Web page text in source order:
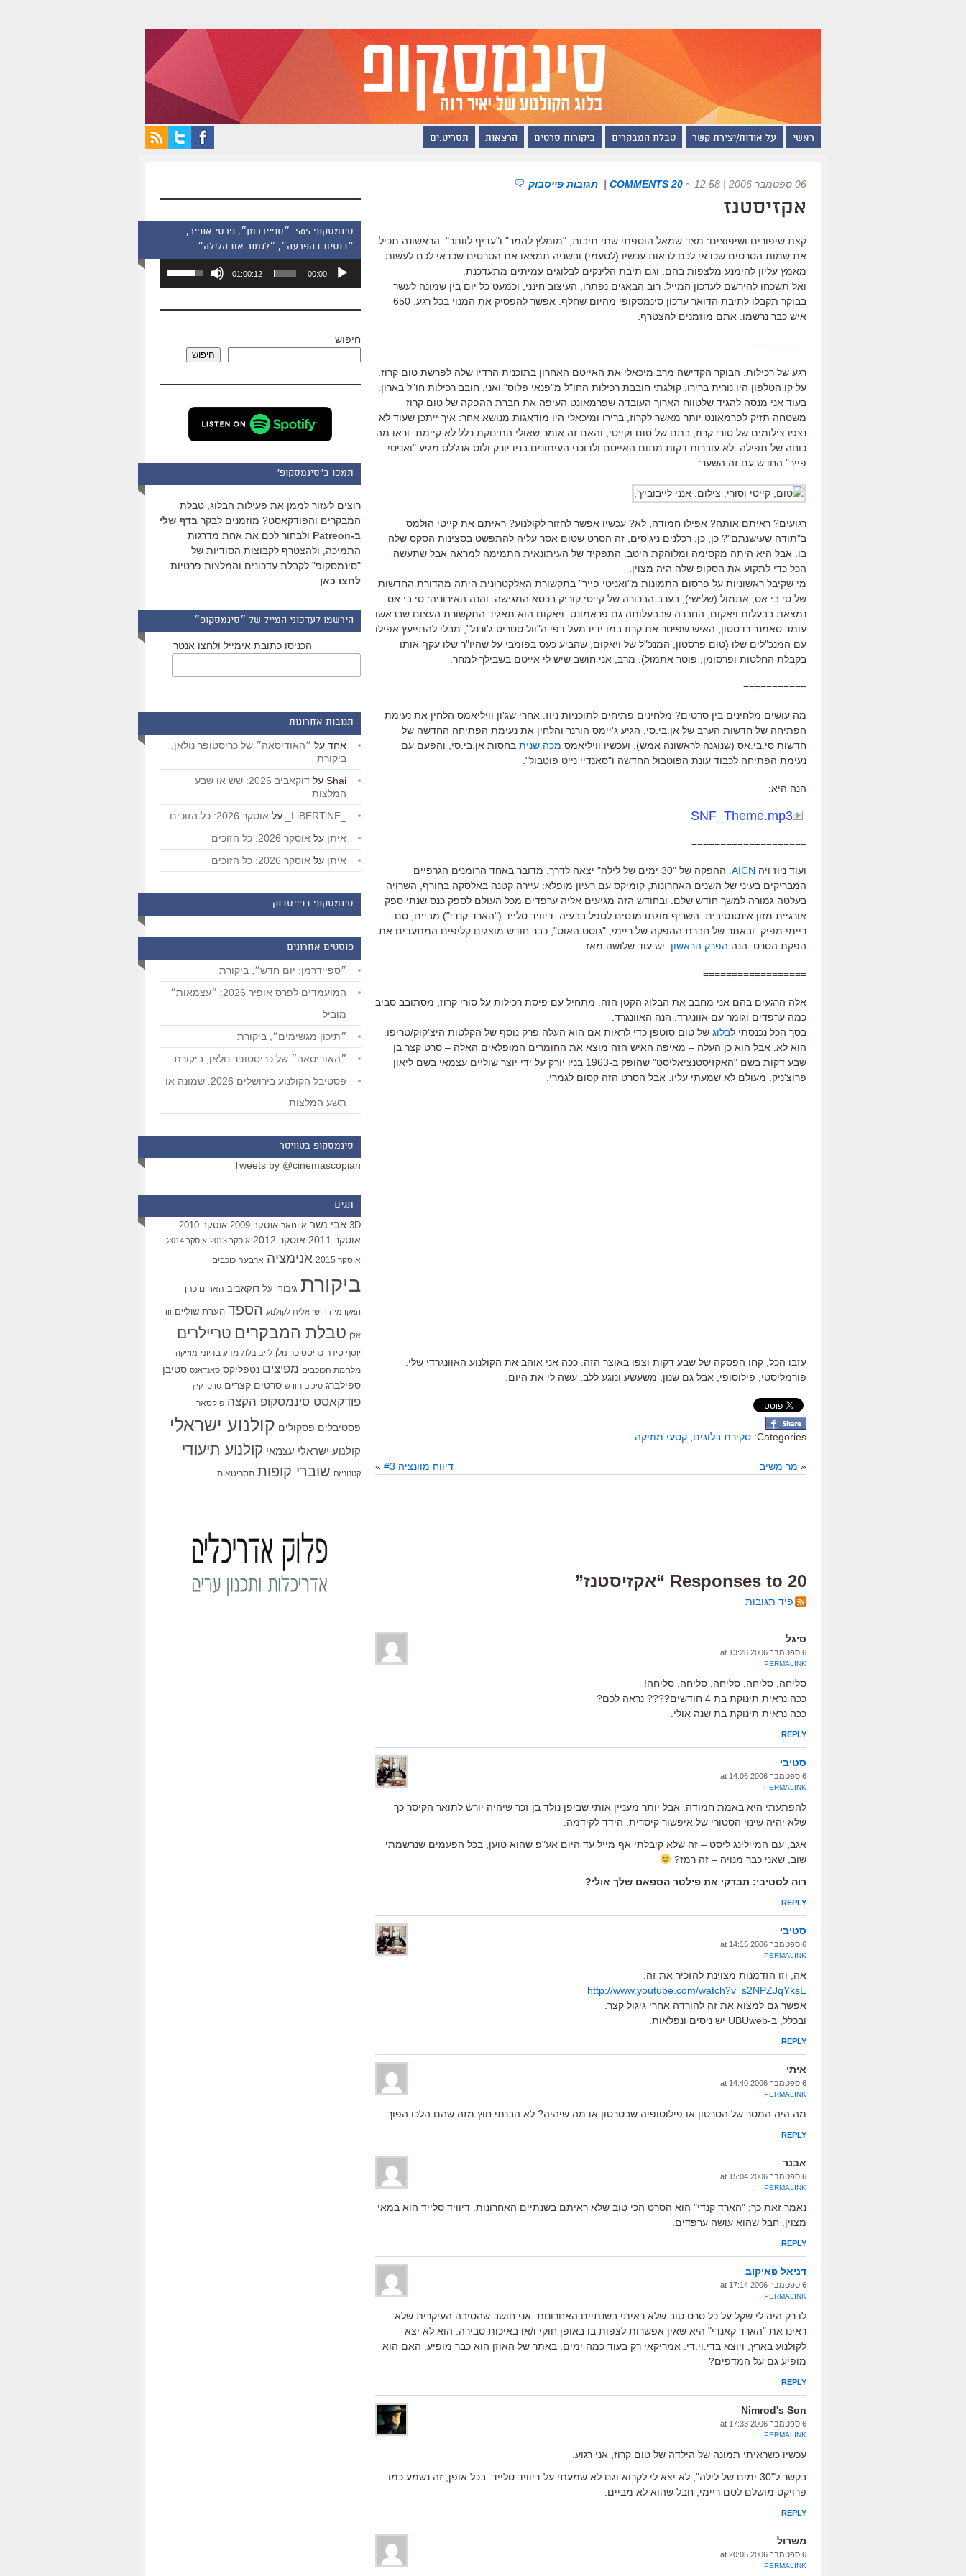
ראשי על אודות/יצירת קשר טבלת המבקרים ביקורות סרטים הרצאות תסריט.ים
06 ספטמבר 2006 | 12:58 ~
20 COMMENTS
| תגובות פייסבוק
אקזיסטנז
קצת שיפורים ושיפוצים: מצד שמאל הוספתי שתי תיבות, "מומלץ להמר" ו"עדיף לוותר". הראשונה תכיל
את שמות הסרטים שכדאי לכם לראות עכשיו (לטעמי) ובשניה תמצאו את הסרטים שכדאי לכם לעשות
מאמץ עליון להימנע מלצפות בהם. וגם תיבת הלינקים לבלוגים עמיתים מתעדכנת.
ואל תשכחו להירשם לעדכון המייל. רוב הבאגים נפתרו, העיצוב חינני, וכמעט כל יום בין שמונה לעשר
בבוקר תקבלו לתיבת הדואר עדכון סינמסקופי מהיום שחלף. אפשר להפסיק את המנוי בכל רגע. 650
איש כבר נרשמו. אתם מוזמנים להצטרף.
==========
רגע של רכילות. הבוקר הקדישה מרב מיכאלי את האייטם האחרון בתוכנית הרדיו שלה לפרשת טום קרוז.
על קו הטלפון היו נורית ברירו, קולגתי חובבת רכילות החו"ל מ"פנאי פלוס" ואני, חובב רכילות חו"ל בארון.
בעוד אני מנסה להגיד שלטווח הארוך העובדה שפרמאונט העיפה את חברת ההפקה של טום קרוז
משטחה תזיק לפרמאונט יותר מאשר לקרוז, ברירו ומיכאלי היו מודאגות מנושא אחר: איך ייתכן שעוד לא
נצפו צילומים של סורי קרוז, בתם של טום וקייטי, והאם זה אומר שאולי התינוקת כלל לא קיימת. וראו מה
כוחה של תפילה. לא עוברות דקות מתום האייטם ולדוכני העיתונים בניו יורק ולוס אנג'לס מגיע "ואניטי
פייר" החדש עם זה השער:
רגועים? ראיתם אותה? אפילו חמודה, לא? עכשיו אפשר לחזור לקולנוע? ראיתם את קייטי הולמס
ב"תודה שעישנתם"? כן, כן, רכלנים ניג'סים, זה הסרט שטום אסר עליה להתפשט בסצינות הסקס שלה
בו. אבל היא היתה מקסימה ומלוהקת היטב. התפקיד של העיתונאית התמימה למראה אבל שתעשה
הכל כדי לתקוע את הסקופ שלה היה מצוין.
מי שקיבל ראשוניות על פרסום התמונות מ"ואניטי פייר" בתקשורת האלקטרונית היתה מהדורת החדשות
של סי.בי.אס, אתמול (שלישי), בערב הבכורה של קייטי קוריק בכסא המגישה. והנה האירוניה: סי.בי.אס
נמצאת בבעלות ויאקום, החברה שבבעלותה גם פראמונט. ויאקום הוא תאגיד התקשורת העצום שבראשו
עומד סאמנר רדסטון, האיש שפיטר את קרוז במו ידיו מעל דפי ה"וול סטריט ג'ורנל", מבלי להתייעץ אפילו
עם המנכ"לים שלו (טום פרסטון, המנכ"ל של ויאקום, שהביע כעס בפומבי על שהיו"ר שלו עקף אותו
בקבלת החלטות ופרסומן, פוטר אתמול). מרב, אני חושב שיש לי אייטם בשבילך למחר.
===========
מה עושים מלחינים בין סרטים? מלחינים פתיחים לתוכניות ניוז. אחרי שג'ון וויליאמס הלחין את נעימת
הפתיחה של חדשות הערב של אן.בי.סי, הגיע ג'יימס הורנר והלחין את נעימת הפתיחה החדשה של
חדשות סי.בי.אס (שנוגנה לראשונה אמש). ועכשיו וויליאמס מכה שנית בחסות אן.בי.סי, והפעם עם
נעימת הפתיחה לכבוד עונת הפוטבול החדשה ו"סאנדיי נייט פוטבול".
הנה היא:
SNF_Theme.mp3
====================
ועוד ניוז ויה AICN
. ההפקה של "30 ימים של לילה" יצאה לדרך. מדובר באחד הרומנים הגרפיים
המבריקים בעיני של השנים האחרונות, קומיקס עם רעיון מופלא: עיירה קטנה באלסקה בחורף, השרויה
בעלטה גמורה למשך חודש שלם. ובחודש הזה מגיעים אליה ערפדים מכל העולם לספק כנס שנתי ספק
אורגיית מזון אינטנסיבית. השריף וזוגתו מנסים לטפל בבעיה. דיוויד סלייד ("הארד קנדי") מביים, סם
ריימי מפיק. ובאתר של חברת ההפקה של ריימי, "גוסט האוס", כבר חודש מוצגים קליפים המתעדים את
הפקת הסרט. הנה הפרק הראשון . יש עוד שלושה מאז
==================
אלה הרגעים בהם אני מחבב את הבלוג הקטן הזה: מתחיל עם פיסת רכילות על סורי קרוז, מסתובב סביב
כמה ערפדים וגומר עם אוונגרד. הנה האוונגרד.
בסך הכל נכנסתי לבלוג של טום סוטפן כדי לראות אם הוא העלה פרק נוסף של הקלטות היצ'קוק/טריפו.
הוא לא. אבל הוא כן העלה – מאיפה האיש הזה מוצא את החומרים המופלאים האלה – סרט קצר בן
שבע דקות בשם "האקזיסטנציאליסט" שהופק ב-1963 בניו יורק על ידי יוצר שוליים עצמאי בשם ליאון
פרוצ'ניק. מעולם לא שמעתי עליו. אבל הסרט הזה קסום לגמרי.
עזבו הכל, קחו הפסקה של שבע דקות וצפו באוצר הזה. ככה אני אוהב את הקולנוע האוונגרדי שלי:
פורמליסטי, פילוסופי, אבל גם שנון, משעשע ונוגע ללב. עשה לי את היום.
Categories: סקירת בלוגים קטעי מוזיקה
« מר משיב דיווח מוונציה #3 »
20 Responses to “אקזיסטנז”
פיד תגובות
סיגל
6 ספטמבר 2006 at 13:28
PERMALINK
סליחה, סליחה, סליחה, סליחה, סליחה!
ככה נראית תינוקת בת 4 חודשים???? נראה לכם?
ככה נראית תינוקת בת שנה אולי.
REPLY
סטיבי
6 ספטמבר 2006 at 14:06
PERMALINK
להפתעתי היא באמת חמודה. אבל יותר מעניין אותי שביפן נולד בן זכר שיהיה יורש לתואר הקיסר כך
שלא יהיה שינוי הסטורי של איפשור קיסרית. הידד לקידמה.
אגב, עם המיילינג ליסט – זה שלא קיבלתי אף מייל עד היום אע"פ שהוא טוען, בכל הפעמים שנרשמתי
שוב, שאני כבר מנויה – זה רמז?
רוה לסטיבי: תבדקי את פילטר הספאם שלך אולי?
REPLY
סטיבי
6 ספטמבר 2006 at 14:15
PERMALINK
אה, וזו הזדמנות מצוינת להזכיר את זה:
http://www.youtube.com/watch?v=s2NPZJqYksE
אפשר גם למצוא את זה להורדה אחרי גיגול קצר.
ובכלל, ב-UBUweb יש ניסים ונפלאות.
REPLY
איתי
6 ספטמבר 2006 at 14:40
PERMALINK
מה היה המסר של הסרטון או פילוסופיה שבסרטון או מה שיהיה? לא הבנתי חוץ מזה שהם הלכו הפוך…
REPLY
אבנר
6 ספטמבר 2006 at 15:04
PERMALINK
נאמר זאת כך: "הארד קנדי" הוא הסרט הכי טוב שלא ראיתם בשנתיים האחרונות. דיוויד סלייד הוא במאי
מצוין. חבל שהוא עושה ערפדים.
REPLY
דניאל פאיקוב
6 ספטמבר 2006 at 17:14
PERMALINK
לו רק היה לי שקל על כל סרט טוב שלא ראיתי בשנתיים האחרונות. אני חושב שהסיבה העיקרית שלא
ראינו את "הארד קאנדי" היא שאין אפשרות לצפות בו באופן חוקי ו/או באיכות סבירה. הוא לא יצא
לקולנוע בארץ, ויוצא בדי.וי.די. אמריקאי רק בעוד כמה ימים. באתר של האוזן הוא כבר מופיע, האם הוא
מופיע גם על המדפים?
REPLY
Nimrod's Son
6 ספטמבר 2006 at 17:33
PERMALINK
עכשיו כשראיתי תמונה של הילדה של טום קרוז, אני רגוע.
בקשר ל"30 ימים של לילה", לא יצא לי לקרוא וגם לא שמעתי על דיוויד סלייד. בכל אופן, זה נשמע כמו
פרויקט מושלם לסם ריימי, חבל שהוא לא מביים.
REPLY
משרול
6 ספטמבר 2006 at 20:05
PERMALINK
סינמסקופ 505: ״ספיידרמן״, פרסי אופיר,
״בוסית בהפרעה״, ״לגמור את הלילה״
אודיו
00:00
01:00:12
השתמש
כדי
שמע.
חיפוש
חיפוש
תמכו ב"סינמסקופ"
רוצים לעזור לממן את פעילות הבלוג, טבלת
המבקרים והפודקאסט? מוזמנים לבקר בדף שלי
ב-Patreon
ולבחור לכם את אחת מדרגות
התמיכה, ולהצטרף לקבוצות הסודיות של
"סינמסקופ" לקבלת עדכונים והמלצות פרטיות.
לחצו כאן
הירשמו לעדכוני המייל של ״סינמסקופ״
הכניסו כתובת אימייל ולחצו אנטר
תגובות אחרונות
אחד על ״האודיסאה״ של כריסטופר נולאן,
ביקורת
Shai על
דוקאביב 2026: שש או שבע
המלצות
על אוסקר 2026: כל הזוכים
איתן על אוסקר 2026: כל הזוכים
איתן על אוסקר 2026: כל הזוכים
סינמסקופ בפייסבוק
פוסטים אחרונים
״ספיידרמן: יום חדש״, ביקורת
המועמדים לפרס אופיר 2026: ״עצמאות״
מוביל
״תיכון מגשימים״, ביקורת
״האודיסאה״ של כריסטופר נולאן, ביקורת
פסטיבל הקולנוע בירושלים 2026: שמונה או
תשע המלצות
סינמסקופ בטוויטר
Tweets by @cinemascopian
תגים
3D אבי נשר אווטאר אוסקר 2009 אוסקר 2010
אוסקר 2011 אוסקר 2012 אוסקר 2013 אוסקר 2014
אוסקר 2015 אנימציה ארבעה כוכבים
ביקורת גיבורי על דוקאביב האחים כהן
האקדמיה הישראלית לקולנוע הספד הערת שוליים וודי
אלן טבלת המבקרים טריילרים
יוסף סידר כריסטופר נולן לייב בלוג מדע בדיוני מוזיקה
מלחמת הכוכבים מפיצים נטפליקס סאנדאנס סטיבן
ספילברג סיכום חודש סרטים קצרים סרטי קיץ
פודקאסט סינמסקופ הקצה פיקסאר
פסטיבלים פסקולים קולנוע ישראלי
קולנוע ישראלי עצמאי קולנוע תיעודי
קטנוניזם שוברי קופות תסריטאות